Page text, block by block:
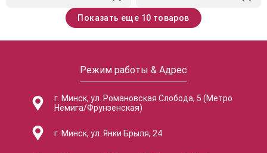
Показать еще 10 товаров
Режим работы & Адрес
г. Минск, ул. Романовская Слобода, 5 (Метро
Немига/Фрунзенская)
г. Минск, ул. Янки Брыля, 24